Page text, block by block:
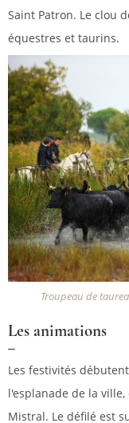
Saint Patron. Le clou
équestres et taurins.
Troupeau de
Les animations
Les festivités
l'esplanade de la
Mistral. Le défilé est